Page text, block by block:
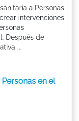
a Personas
intervenciones
Después de
...
en el